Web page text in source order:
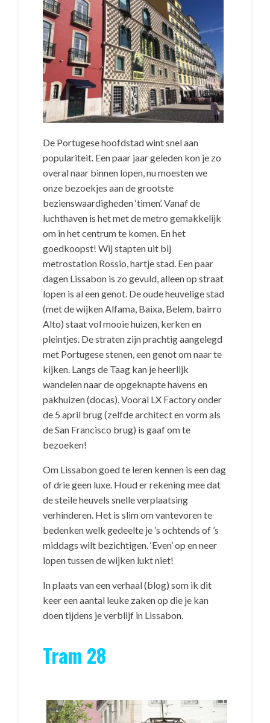
De Portugese hoofdstad wint snel aan
populariteit. Een paar jaar geleden kon je zo
overal naar binnen lopen, nu moesten we
onze bezoekjes aan de grootste
bezienswaardigheden ‘timen’. Vanaf de
luchthaven is het met de metro gemakkelijk
om in het centrum te komen. En het
goedkoopst! Wij stapten uit bij
metrostation Rossio, hartje stad. Een paar
dagen Lissabon is zo gevuld, alleen op straat
lopen is al een genot. De oude heuvelige stad
(met de wijken Alfama, Baixa, Belem, bairro
Alto) staat vol mooie huizen, kerken en
pleintjes. De straten zijn prachtig aangelegd
met Portugese stenen, een genot om naar te
kijken. Langs de Taag kan je heerlijk
wandelen naar de opgeknapte havens en
pakhuizen (docas). Vooral LX Factory onder
de 5 april brug (zelfde architect en vorm als
de San Francisco brug) is gaaf om te
bezoeken!
Om Lissabon goed te leren kennen is een dag
of drie geen luxe. Houd er rekening mee dat
de steile heuvels snelle verplaatsing
verhinderen. Het is slim om vantevoren te
bedenken welk gedeelte je ’s ochtends of ’s
middags wilt bezichtigen. ‘Even’ op en neer
lopen tussen de wijken lukt niet!
In plaats van een verhaal (blog) som ik dit
keer een aantal leuke zaken op die je kan
doen tijdens je verblijf in Lissabon.
Tram 28